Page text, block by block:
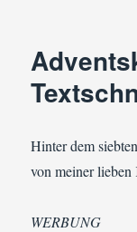
#14
Hinter dem
von meiner
WERBUNG